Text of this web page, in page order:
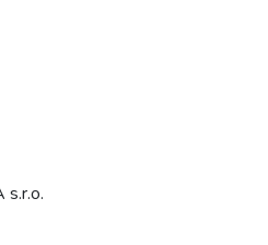
s.r.o.